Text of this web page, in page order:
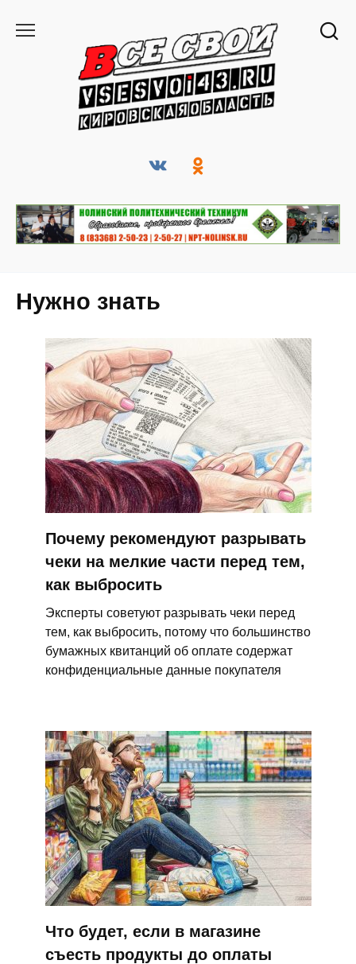
Нужно знать
Почему рекомендуют разрывать
чеки на мелкие части перед тем,
как выбросить
Эксперты советуют разрывать чеки перед
тем, как выбросить, потому что большинство
бумажных квитанций об оплате содержат
конфиденциальные данные покупателя
Что будет, если в магазине
съесть продукты до оплаты